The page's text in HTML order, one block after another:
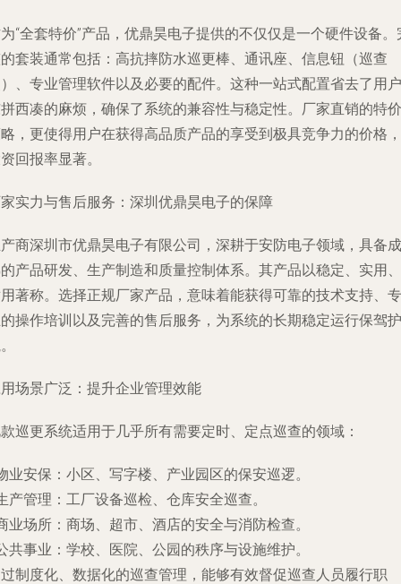
“全套特价”产品，优鼎昊电子提供的不仅仅是一个硬件设备。
套装通常包括：高抗摔防水巡更棒、通讯座、信息钮（巡查
、专业管理软件以及必要的配件。这种一站式配置省去了用户
西凑的麻烦，确保了系统的兼容性与稳定性。厂家直销的特价
，更使得用户在获得高品质产品的享受到极具竞争力的价格，
回报率显著。
实力与售后服务：深圳优鼎昊电子的保障
商深圳市优鼎昊电子有限公司，深耕于安防电子领域，具备成
产品研发、生产制造和质量控制体系。其产品以稳定、实用、
著称。选择正规厂家产品，意味着能获得可靠的技术支持、专
操作培训以及完善的售后服务，为系统的长期稳定运行保驾护
场景广泛：提升企业管理效能
巡更系统适用于几乎所有需要定时、定点巡查的领域：
业安保 ：小区、写字楼、产业园区的保安巡逻。
产管理 ：工厂设备巡检、仓库安全巡查。
业场所 ：商场、超市、酒店的安全与消防检查。
共事业 ：学校、医院、公园的秩序与设施维护。
制度化、数据化的巡查管理，能够有效督促巡查人员履行职